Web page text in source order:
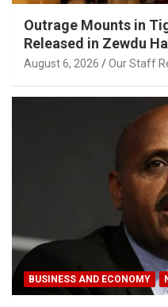
Outrage Mounts in
Released in Zewdu
August 6, 2026 Our Staff
BUSINESS AND ECONOMY